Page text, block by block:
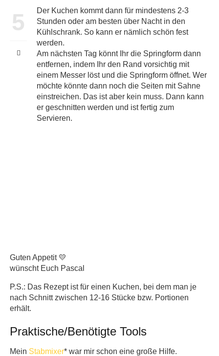
5
Der Kuchen kommt dann für mindestens 2-3
Stunden oder am besten über Nacht in den
Kühlschrank. So kann er nämlich schön fest
werden.
Am nächsten Tag könnt Ihr die Springform dann
entfernen, indem Ihr den Rand vorsichtig mit
einem Messer löst und die Springform öffnet. Wer
möchte könnte dann noch die Seiten mit Sahne
einstreichen. Das ist aber kein muss. Dann kann
er geschnitten werden und ist fertig zum
Servieren.
Guten Appetit 💛
wünscht Euch Pascal
P.S.: Das Rezept ist für einen Kuchen, bei dem man je
nach Schnitt zwischen 12-16 Stücke bzw. Portionen
erhält.
Praktische/Benötigte Tools
Mein Stabmixer* war mir schon eine große Hilfe.